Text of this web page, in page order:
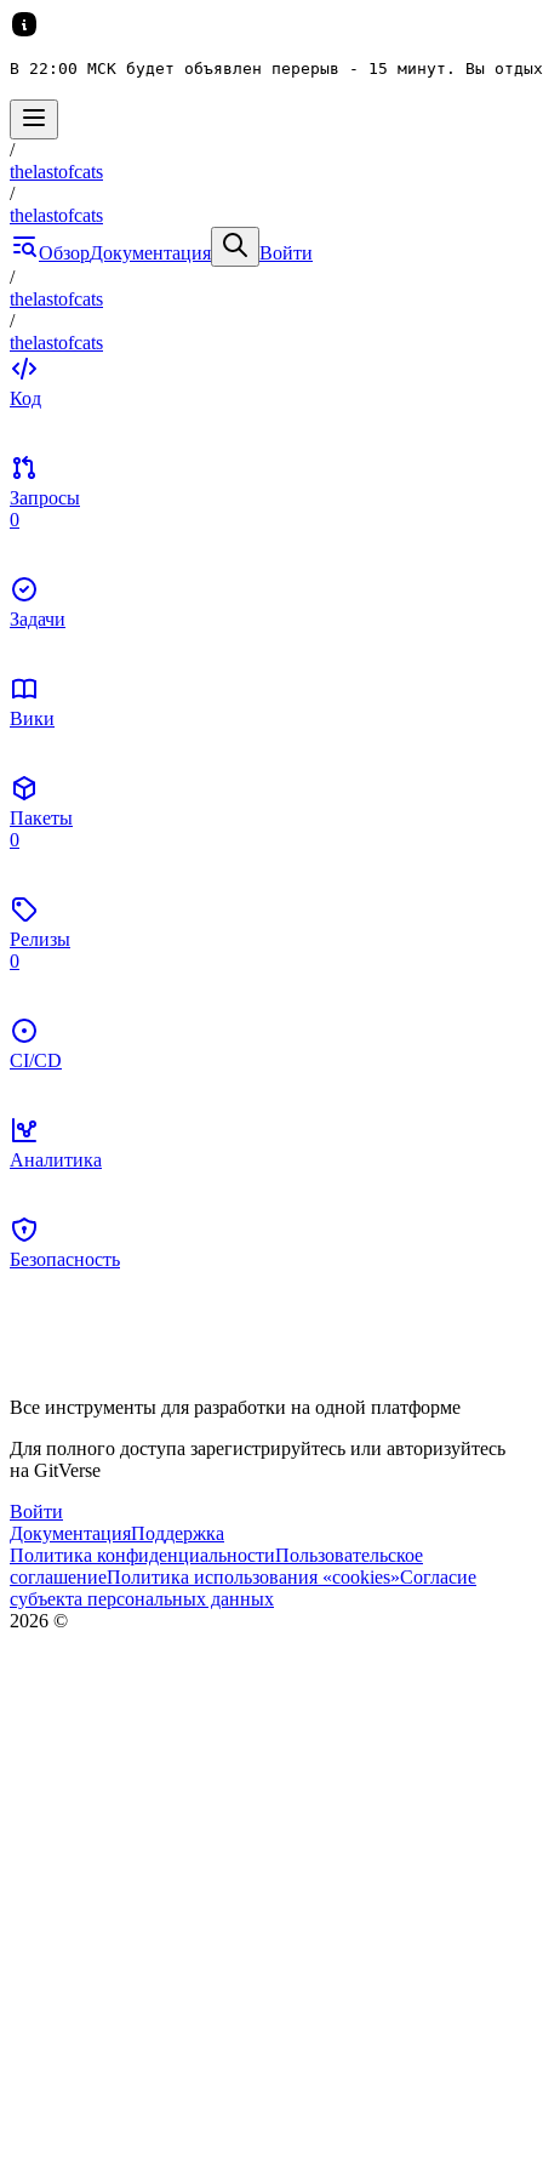
В 22:00 МСК будет объявлен перерыв - 15 минут. Вы
/
thelastofcats
/
thelastofcats
ОбзорДокументация
Войти
/
thelastofcats
/
thelastofcats
Код
Запросы
0
Задачи
Вики
Пакеты
0
Релизы
0
CI/CD
Аналитика
Безопасность
Все инструменты для разработки на одной платформе
Для полного доступа зарегистрируйтесь или авторизуйтесь
на GitVerse
Войти
ДокументацияПоддержка
Политика конфиденциальностиПользовательское
соглашениеПолитика использования «cookies»Согласие
субъекта персональных данных
2026 ©